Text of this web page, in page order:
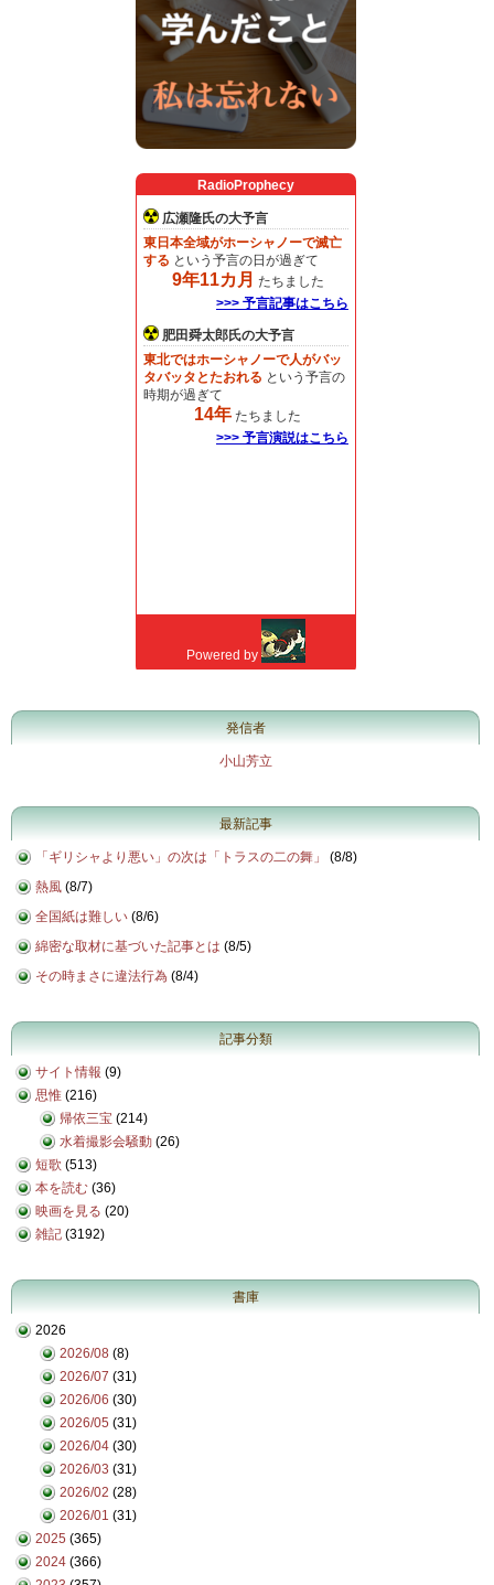
発信者
小山芳立
最新記事
「ギリシャより悪い」の次は「トラスの二の舞」 (8/8)
熱風 (8/7)
全国紙は難しい (8/6)
綿密な取材に基づいた記事とは (8/5)
その時まさに違法行為 (8/4)
記事分類
サイト情報 (9)
思惟 (216)
帰依三宝 (214)
水着撮影会騒動 (26)
短歌 (513)
本を読む (36)
映画を見る (20)
雑記 (3192)
書庫
2026
2026/08 (8)
2026/07 (31)
2026/06 (30)
2026/05 (31)
2026/04 (30)
2026/03 (31)
2026/02 (28)
2026/01 (31)
2025 (365)
2024 (366)